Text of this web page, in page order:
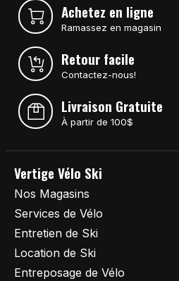
Achetez en ligne
Ramassez en magasin
Retour facile
Contactez-nous!
Livraison Gratuite
À partir de 100$
Vertige Vélo Ski
Nos Magasins
Services de Vélo
Entretien de Ski
Location de Ski
Entreposage de Vélo